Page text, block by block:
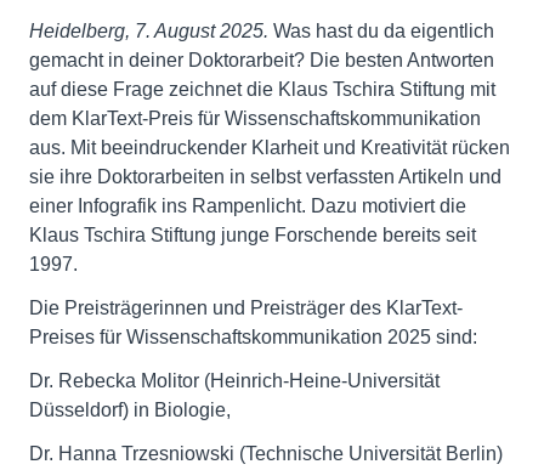
Heidelberg, 7. August 2025. Was hast du da eigentlich
gemacht in deiner Doktorarbeit? Die besten Antworten
auf diese Frage zeichnet die Klaus Tschira Stiftung mit
dem KlarText-Preis für Wissenschaftskommunikation
aus. Mit beeindruckender Klarheit und Kreativität rücken
sie ihre Doktorarbeiten in selbst verfassten Artikeln und
einer Infografik ins Rampenlicht. Dazu motiviert die
Klaus Tschira Stiftung junge Forschende bereits seit
1997.
Die Preisträgerinnen und Preisträger des KlarText-
Preises für Wissenschaftskommunikation 2025 sind:
Dr. Rebecka Molitor (Heinrich-Heine-Universität
Düsseldorf) in Biologie,
Dr. Hanna Trzesniowski (Technische Universität Berlin)